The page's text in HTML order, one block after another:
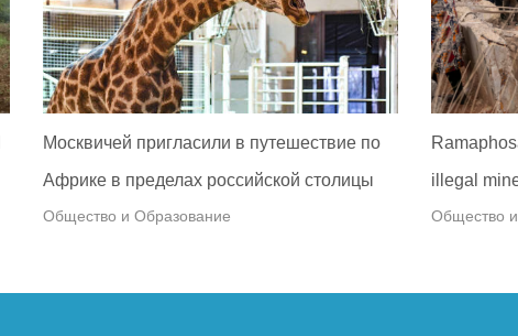
Москвичей пригласили в путешествие по
Африке в пределах российской столицы
Общество и Образование
illegal
Общество